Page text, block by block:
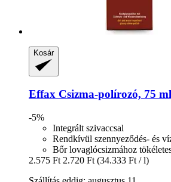
Kosár
Effax Csizma-​polírozó, 75 ml
-5%
Integrált szivaccsal
Rendkívül szennyeződés- és
Bőr lovaglócsizmához
2.575 Ft 2.720 Ft (34.333 Ft / l)